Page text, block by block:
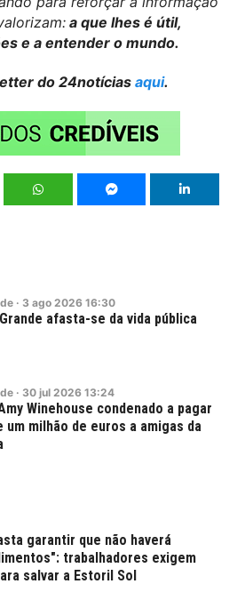
a que lhes é útil,
e a entender o mundo.
do 24notícias aqui.
· 3 ago 2026 16:30
afasta-se da vida pública
· 30 jul 2026 13:24
Winehouse condenado a pagar
um milhão de euros a amigas da
garantir que não haverá
trabalhadores exigem
salvar a Estoril Sol